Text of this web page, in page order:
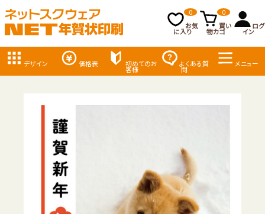
お気
に入り
0
買い
物カゴ
0
ログ
イン
デザイン 価格表 初めてのお
客様
よくある質
問
メニュー